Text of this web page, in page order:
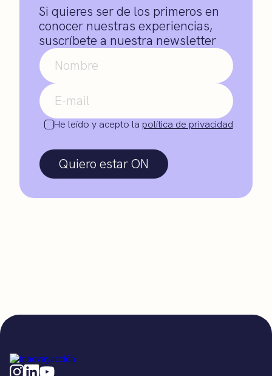
Si quieres ser de los primeros en
conocer nuestras experiencias,
suscríbete a nuestra newsletter
He leído y acepto la política de privacidad
Quiero estar ON